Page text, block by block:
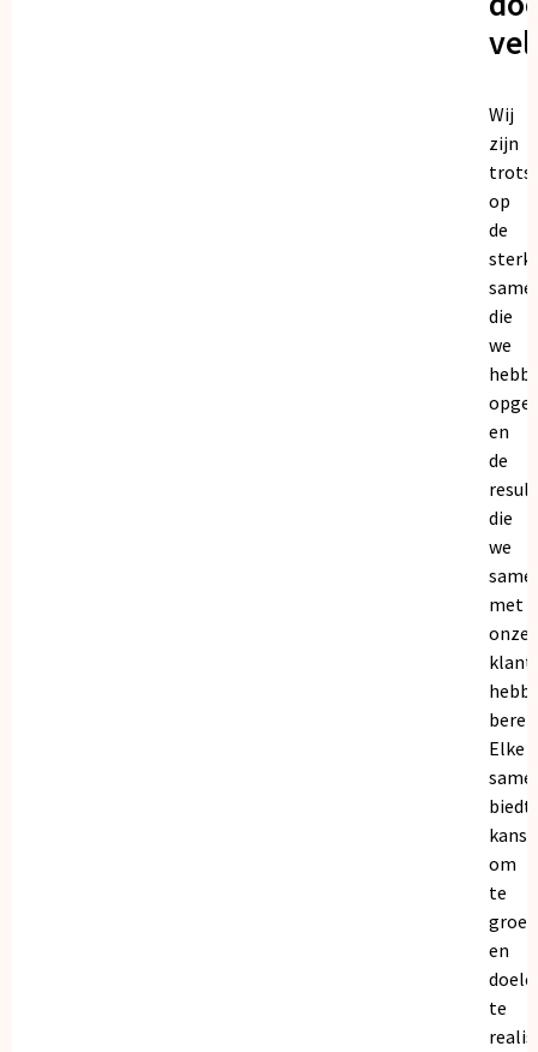
Wij
zijn
trots
op
de
die
we
en
de
die
we
met
onze
Elke
biedt
om
te
en
te